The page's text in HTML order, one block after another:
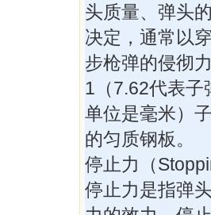
头质量、弹头
决定，通常以
步枪弹的侵彻
1（7.62代表子
单位是毫米）
的匀质钢板。
停止力（
停止力是指弹